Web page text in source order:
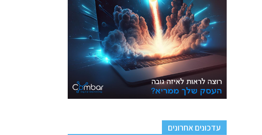
עדכונים אחרונים